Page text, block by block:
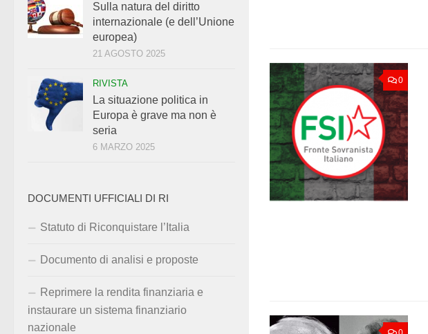
0
Sulla natura del diritto
internazionale (e dell’Unione
europea)
21 AGOSTO 2025
RIVISTA
La situazione politica in
Europa è grave ma non è
seria
6 MARZO 2025
DOCUMENTI UFFICIALI DI RI
Statuto di Riconquistare l’Italia
Documento di analisi e proposte
Reprimere la rendita finanziaria e
instaurare un sistema finanziario
nazionale